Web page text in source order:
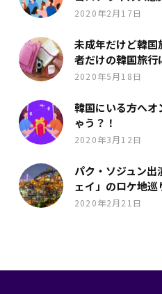
2020年2月17日
未成年だけど韓
者だけの韓国旅行
2020年5月18日
韓国にいる方へオ
ゃう？！
2020年3月12日
パク・ソジュン出
ェイ」のロケ地巡
2020年2月21日